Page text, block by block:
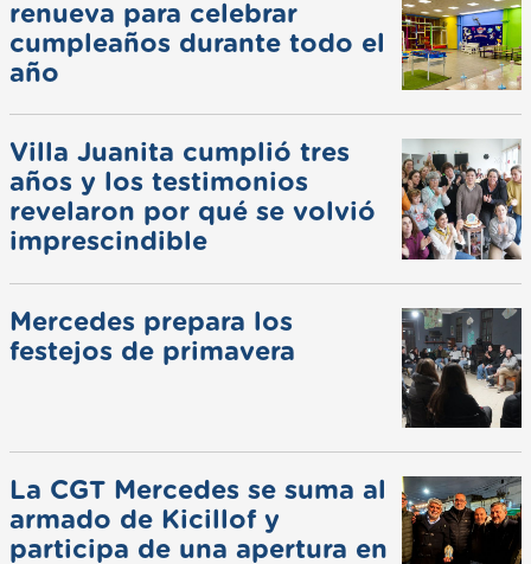
renueva para celebrar
cumpleaños durante todo el
año
Villa Juanita cumplió tres
años y los testimonios
revelaron por qué se volvió
imprescindible
Mercedes prepara los
festejos de primavera
La CGT Mercedes se suma al
armado de Kicillof y
participa de una apertura en